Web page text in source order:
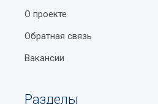
О проекте
Обратная связь
Вакансии
Разделы